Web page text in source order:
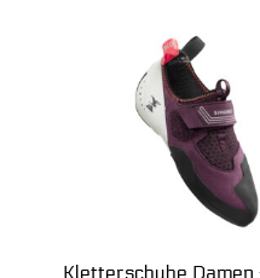
Kletterschuhe Damen